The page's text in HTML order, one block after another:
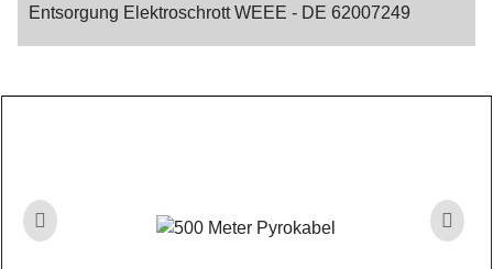
Entsorgung Elektroschrott WEEE - DE 62007249